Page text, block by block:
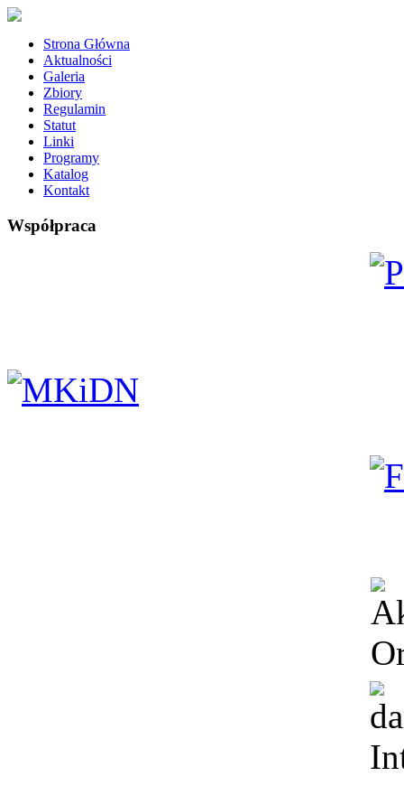
Strona Główna
Aktualności
Galeria
Zbiory
Regulamin
Statut
Linki
Programy
Katalog
Kontakt
Współpraca